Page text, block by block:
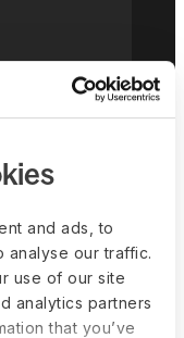
and ads, to
analyse our traffic.
use of our site
analytics partners
that you’ve
et